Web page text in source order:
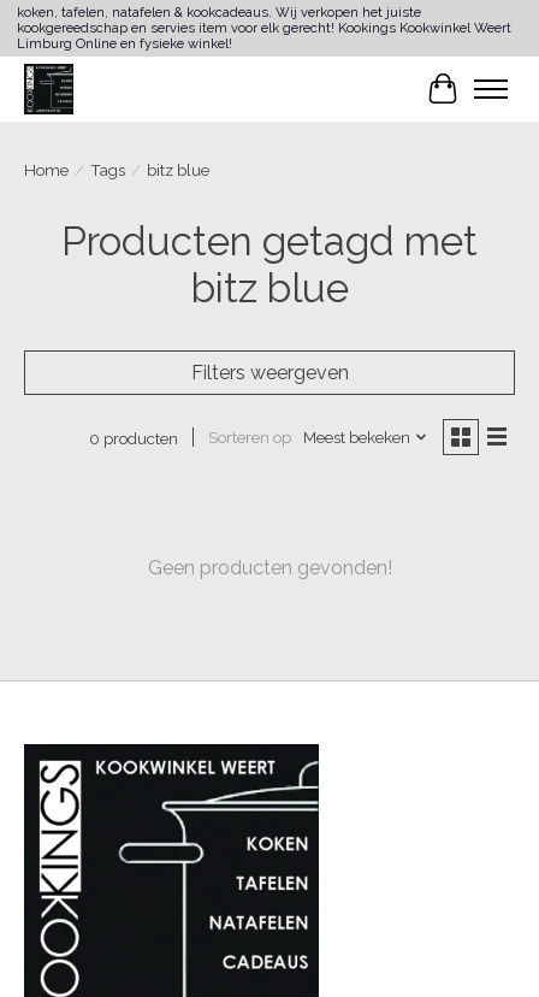
koken, tafelen, natafelen & kookcadeaus. Wij verkopen het juiste
kookgereedschap en servies item voor elk gerecht! Kookings Kookwinkel Weert
Limburg Online en fysieke winkel!
Home / Tags / bitz blue
Producten getagd met
bitz blue
Filters weergeven
0 producten Sorteren op Meest bekeken
Geen producten gevonden!